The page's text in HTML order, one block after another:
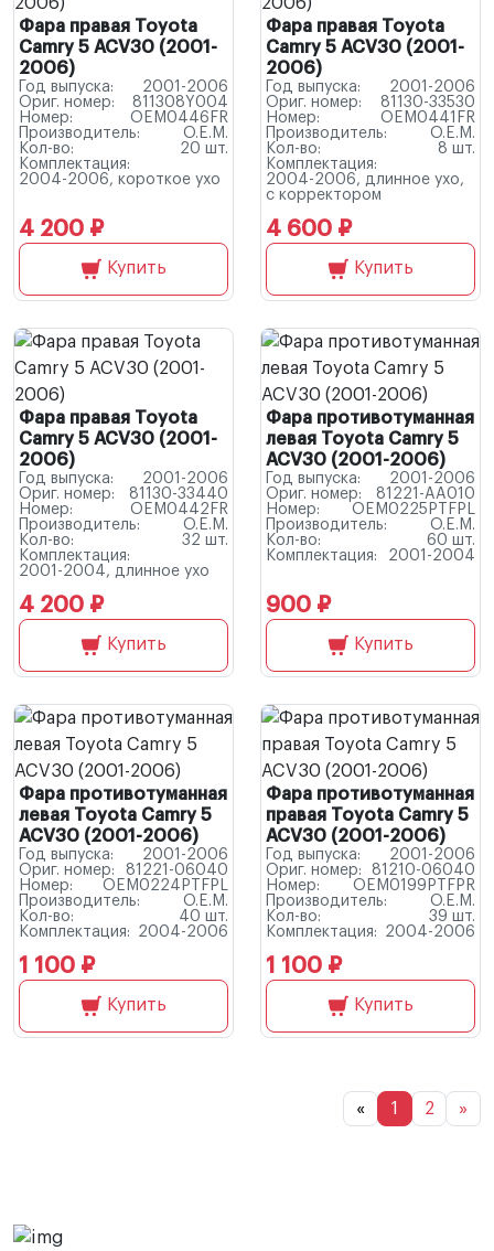
Фара правая Toyota
Camry 5 ACV30 (2001-
2006)
Год выпуска:
2001-2006
Ориг. номер:
811308Y004
Номер:
OEM0446FR
Производитель:
O.E.M.
Кол-во:
20 шт.
Комплектация:
2004-2006, короткое ухо
4 200 ₽
Купить
Фара правая Toyota
Camry 5 ACV30 (2001-
2006)
Год выпуска:
2001-2006
Ориг. номер:
81130-33530
Номер:
OEM0441FR
Производитель:
O.E.M.
Кол-во:
8 шт.
Комплектация:
2004-2006, длинное ухо,
с корректором
4 600 ₽
Купить
Фара правая Toyota
Camry 5 ACV30 (2001-
2006)
Год выпуска:
2001-2006
Ориг. номер:
81130-33440
Номер:
OEM0442FR
Производитель:
O.E.M.
Кол-во:
32 шт.
Комплектация:
2001-2004, длинное ухо
4 200 ₽
Купить
Фара противотуманная
левая Toyota Camry 5
ACV30 (2001-2006)
Год выпуска:
2001-2006
Ориг. номер:
81221-AA010
Номер:
OEM0225PTFPL
Производитель:
O.E.M.
Кол-во:
60 шт.
Комплектация:
2001-2004
900 ₽
Купить
Фара противотуманная
левая Toyota Camry 5
ACV30 (2001-2006)
Год выпуска:
2001-2006
Ориг. номер:
81221-06040
Номер:
OEM0224PTFPL
Производитель:
O.E.M.
Кол-во:
40 шт.
Комплектация:
2004-2006
1 100 ₽
Купить
Фара противотуманная
правая Toyota Camry 5
ACV30 (2001-2006)
Год выпуска:
2001-2006
Ориг. номер:
81210-06040
Номер:
OEM0199PTFPR
Производитель:
O.E.M.
Кол-во:
39 шт.
Комплектация:
2004-2006
1 100 ₽
Купить
« 1 2 »